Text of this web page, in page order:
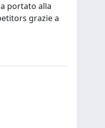
portato alla
grazie a